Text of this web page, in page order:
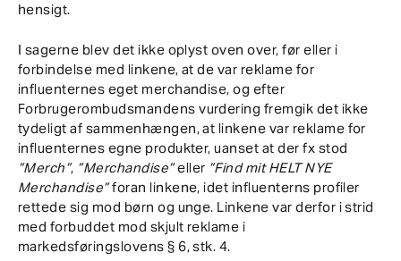
hensigt.
I sagerne blev det ikke oplyst oven over, før eller i
forbindelse med linkene, at de var reklame for
influenternes eget merchandise, og efter
Forbrugerombudsmandens vurdering fremgik det ikke
tydeligt af sammenhængen, at linkene var reklame for
influenternes egne produkter, uanset at der fx stod
”Merch”, ”Merchandise”eller ”Find mit HELT NYE
Merchandise”foran linkene, idet influenterns profiler
rettede sig mod børn og unge. Linkene var derfor i strid
med forbuddet mod skjult reklame i
markedsføringslovens § 6, stk. 4.